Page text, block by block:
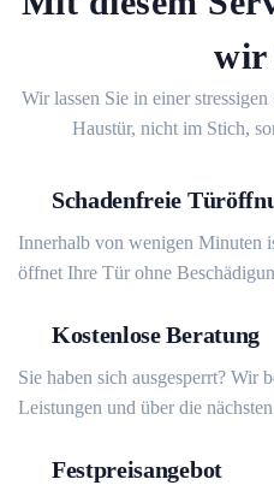
wir
Wir lassen Sie in einer
Haustür, nicht im Stich,
Schadenfreie
Innerhalb von wenigen Minuten
öffnet Ihre Tür ohne
Kostenlose Beratung
Sie haben sich ausgesperrt? Wir
Leistungen und über die
Festpreisangebot